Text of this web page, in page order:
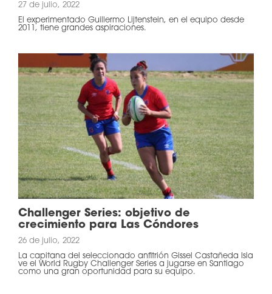
27 de julio, 2022
El experimentado Guillermo Lijtenstein, en el equipo desde
2011, tiene grandes aspiraciones.
Challenger Series: objetivo de
crecimiento para Las Cóndores
26 de julio, 2022
La capitana del seleccionado anfitrión Gissel Castañeda Isla
ve el World Rugby Challenger Series a jugarse en Santiago
como una gran oportunidad para su equipo.